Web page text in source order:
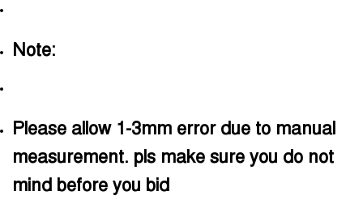
Note:
Please allow 1-3mm error due to manual
measurement. pls make sure you do not
mind before you bid